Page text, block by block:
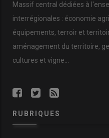
Massif central dédiées à
interrégionales : économie
équipements, terroir et
aménagement du territoire,
cultures et vigne...
RUBRIQUES